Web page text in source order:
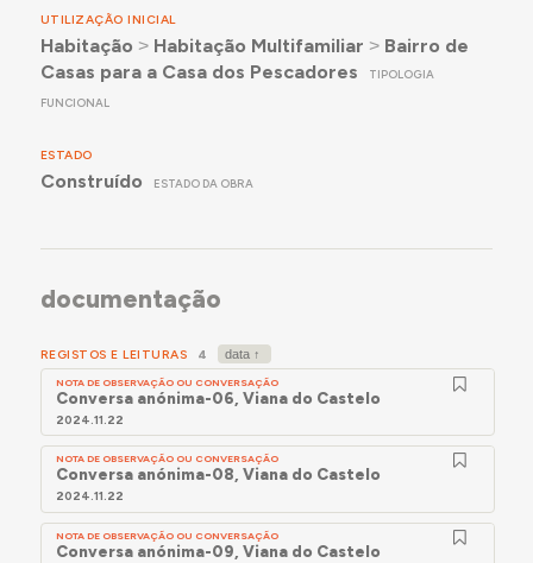
UTILIZAÇÃO INICIAL
Habitação ˃ Habitação Multifamiliar ˃ Bairro de
Casas para a Casa dos Pescadores
TIPOLOGIA
FUNCIONAL
ESTADO
Construído ESTADO DA OBRA
documentação
REGISTOS E LEITURAS 4
NOTA DE OBSERVAÇÃO OU CONVERSAÇÃO
Conversa anónima-06, Viana do Castelo
2024.11.22
NOTA DE OBSERVAÇÃO OU CONVERSAÇÃO
Conversa anónima-08, Viana do Castelo
2024.11.22
NOTA DE OBSERVAÇÃO OU CONVERSAÇÃO
Conversa anónima-09, Viana do Castelo